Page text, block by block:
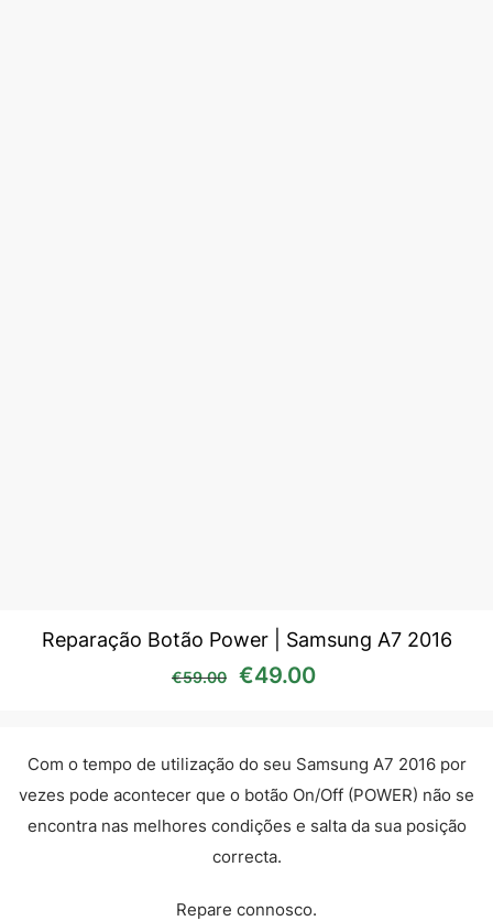
Reparação Botão Power | Samsung A7 2016
€59.00 O preço original era:
€49.00
Com o tempo de utilização do seu Samsung A7 2016 por
vezes pode acontecer que o botão On/Off (POWER) não se
encontra nas melhores condições e salta da sua posição
correcta.
Repare connosco.